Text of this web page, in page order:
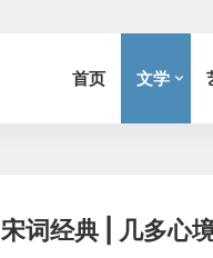
首页 文学
宋词经典 | 几多心